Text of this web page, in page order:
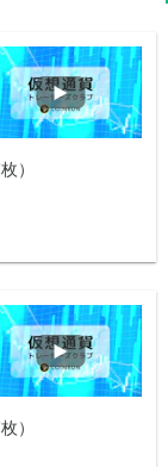
）
）